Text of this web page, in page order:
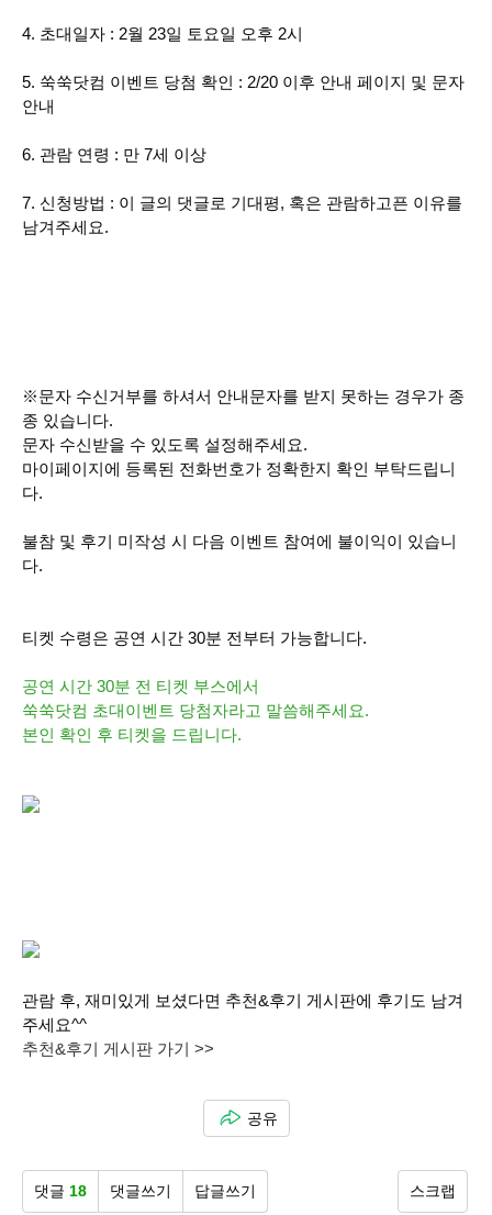
4. 초대일자 : 2월 23일 토요일 오후 2시
5. 쑥쑥닷컴 이벤트 당첨 확인 : 2/20 이후 안내 페이지 및 문자
안내
6. 관람 연령 : 만 7세 이상
7. 신청방법 : 이 글의 댓글로 기대평, 혹은 관람하고픈 이유를
남겨주세요.
※문자 수신거부를 하셔서 안내문자를 받지 못하는 경우가 종
종 있습니다.
문자 수신받을 수 있도록 설정해주세요.
마이페이지에 등록된 전화번호가 정확한지 확인 부탁드립니
다.
불참 및 후기 미작성 시 다음 이벤트 참여에 불이익이 있습니
다.
티켓 수령은 공연 시간 30분 전부터 가능합니다.
공연 시간 30분 전 티켓 부스에서
쑥쑥닷컴 초대이벤트 당첨자라고 말씀해주세요.
본인 확인 후 티켓을 드립니다.
관람 후, 재미있게 보셨다면 추천&후기 게시판에 후기도 남겨
주세요^^
추천&후기 게시판 가기 >>
공유
댓글 18 댓글쓰기 답글쓰기 스크랩